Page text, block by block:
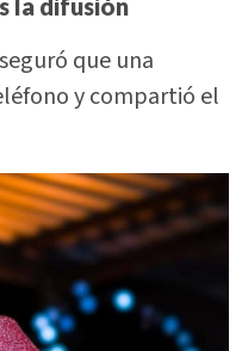
la difusión
que una
y compartió el